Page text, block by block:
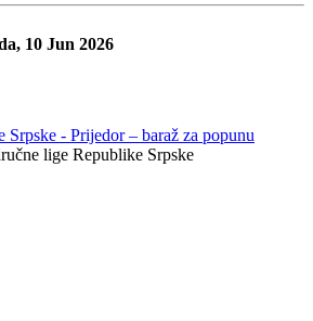
10 Jun 2026
Srpske - Prijedor – baraž za popunu
lige Republike Srpske